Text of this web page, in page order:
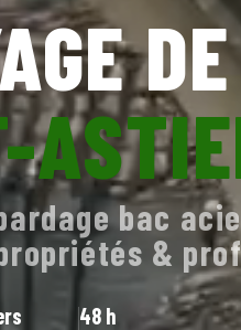
bac
&
48 h